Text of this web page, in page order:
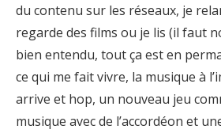
du contenu sur les réseaux, je
regarde des films ou je lis (il faut
bien entendu, tout ça est en
ce qui me fait vivre, la musique à
arrive et hop, un nouveau jeu
musique avec de l’accordéon et